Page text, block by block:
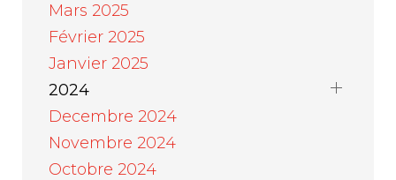
Mars 2025
Février 2025
Janvier 2025
2024
Decembre 2024
Novembre 2024
Octobre 2024